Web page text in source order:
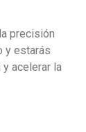
precisión
y estarás
acelerar la